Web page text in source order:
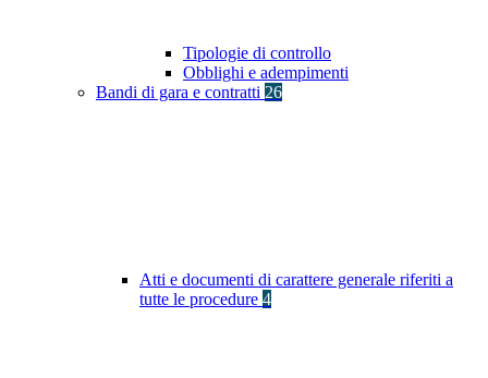
Tipologie di controllo
Obblighi e adempimenti
Bandi di gara e contratti 26
Atti e documenti di carattere generale riferiti a
tutte le procedure 4